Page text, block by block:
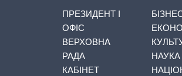
ПРЕЗИДЕНТ І
ОФІС
ВЕРХОВНА
РАДА
КАБІНЕТ
НАУКА